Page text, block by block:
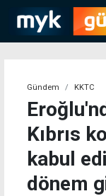
Gündem KKTC
Kıbrıs
kabul
dönem